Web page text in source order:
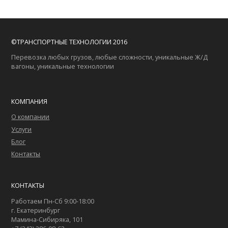
©ТРАНСПОРТНЫЕ ТЕХНОЛОГИИ 2016
Перевозка любых грузов, любые сложности, уникальные Ж/Д
вагоны, уникальные технологии
КОМПАНИЯ
О компании
Услуги
Блог
Контакты
КОНТАКТЫ
Работаем Пн-Сб 9:00-18:00
г. Екатеринбург
Мамина-Сибиряка, 101